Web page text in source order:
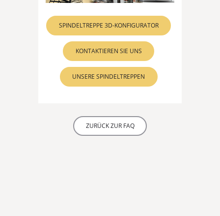
SPINDELTREPPE 3D-KONFIGURATOR
KONTAKTIEREN SIE UNS
UNSERE SPINDELTREPPEN
ZURÜCK ZUR FAQ